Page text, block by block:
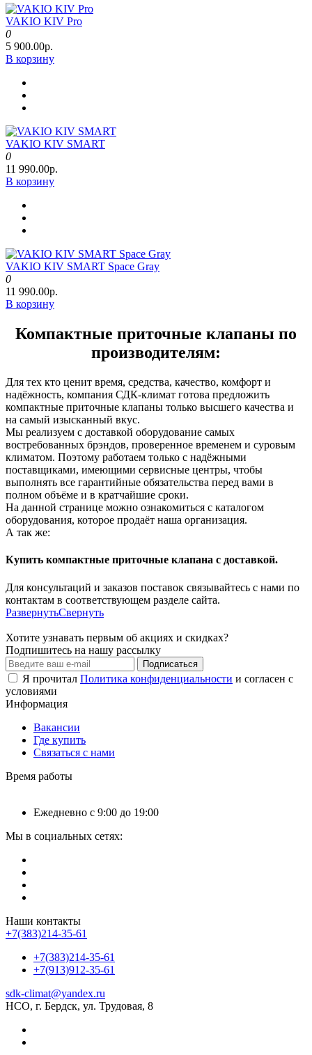
VAKIO KIV Pro
0
5 900.00р.
В корзину
VAKIO KIV SMART
0
11 990.00р.
В корзину
VAKIO KIV SMART Space Gray
0
11 990.00р.
В корзину
Компактные приточные клапаны по
производителям:
Для тех кто ценит время, средства, качество, комфорт и
надёжность, компания СДК-климат готова предложить
компактные приточные клапаны только высшего качества и
на самый изысканный вкус.
Мы реализуем с доставкой оборудование самых
востребованных брэндов, проверенное временем и суровым
климатом. Поэтому работаем только с надёжными
поставщиками, имеющими сервисные центры, чтобы
выполнять все гарантийные обязательства перед вами в
полном объёме и в кратчайшие сроки.
На данной странице можно ознакомиться с каталогом
оборудования, которое продаёт наша организация.
А так же:
Купить компактные приточные клапана с доставкой.
Для консультаций и заказов поставок связывайтесь с нами по
контактам в соответствующем разделе сайта.
РазвернутьСвернуть
Хотите узнавать первым об акциях и скидках?
Подпишитесь на нашу рассылку
Подписаться
Я прочитал Политика конфиденциальности и согласен с
условиями
Информация
Вакансии
Где купить
Связаться с нами
Время работы
Ежедневно с 9:00 до 19:00
Мы в социальных сетях:
Наши контакты
+7(383)214-35-61
+7(383)214-35-61
+7(913)912-35-61
sdk-climat@yandex.ru
НСО, г. Бердск, ул. Трудовая, 8